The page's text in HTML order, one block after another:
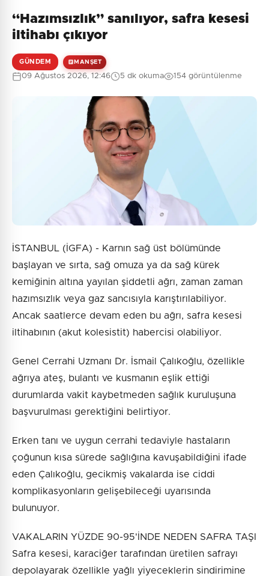
“Hazımsızlık” sanılıyor, safra kesesi
iltihabı çıkıyor
GÜNDEM MANŞET
09 Ağustos 2026, 12:46 5 dk okuma 154 görüntülenme
İSTANBUL (İGFA) - Karnın sağ üst bölümünde
başlayan ve sırta, sağ omuza ya da sağ kürek
kemiğinin altına yayılan şiddetli ağrı, zaman zaman
hazımsızlık veya gaz sancısıyla karıştırılabiliyor.
Ancak saatlerce devam eden bu ağrı, safra kesesi
iltihabının (akut kolesistit) habercisi olabiliyor.
Genel Cerrahi Uzmanı Dr. İsmail Çalıkoğlu, özellikle
ağrıya ateş, bulantı ve kusmanın eşlik ettiği
durumlarda vakit kaybetmeden sağlık kuruluşuna
başvurulması gerektiğini belirtiyor.
Erken tanı ve uygun cerrahi tedaviyle hastaların
çoğunun kısa sürede sağlığına kavuşabildiğini ifade
eden Çalıkoğlu, gecikmiş vakalarda ise ciddi
komplikasyonların gelişebileceği uyarısında
bulunuyor.
VAKALARIN YÜZDE 90-95'İNDE NEDEN SAFRA TAŞI
Safra kesesi, karaciğer tarafından üretilen safrayı
depolayarak özellikle yağlı yiyeceklerin sindirimine